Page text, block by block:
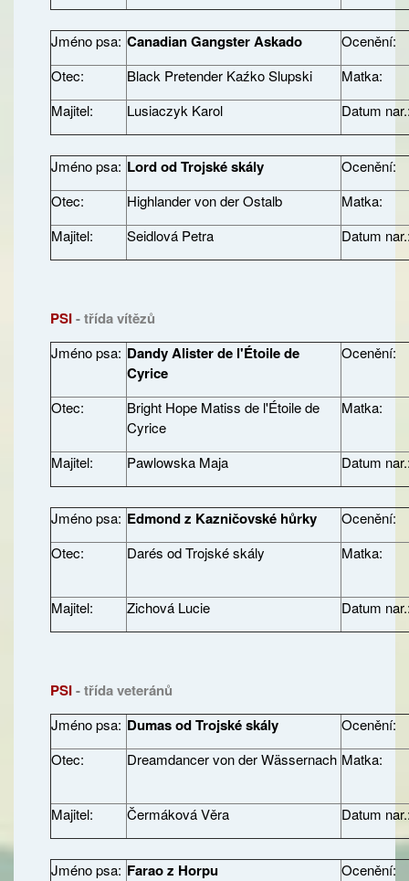
Jméno psa: Canadian Gangster Askado
Ocenění:
Otec:
Black Pretender Kaźko Slupski
Matka:
Majitel:
Lusiaczyk Karol Datum
Jméno psa: Lord od Trojské skály
Ocenění:
Otec:
Highlander von der Ostalb
Matka:
Majitel:
Seidlová Petra Datum
PSI- třída vítězů
Jméno psa: Dandy Alister de l'Étoile de
Cyrice
Ocenění:
Otec:
Bright Hope Matiss de l'Étoile de
Cyrice
Matka:
Majitel: Pawlowska Maja Datum
Jméno psa: Edmond z Kazničovské hůrky
Ocenění:
Otec:
Darés od Trojské skály Matka:
Majitel: Zichová Lucie Datum
PSI- třída veteránů
Jméno psa: Dumas od Trojské skály
Ocenění:
Otec:
Dreamdancer von der Wässernach Matka:
Majitel: Čermáková Věra Datum
Jméno psa: Farao z Horpu Ocenění: